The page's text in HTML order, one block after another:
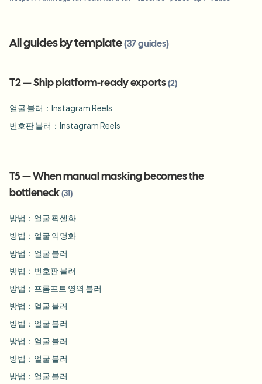
배경 블러
무엇이든 블러
화면 녹화 블러
거리 인터뷰 블러
게임 및 스트림 블러
배경 블러
무엇이든 블러
사진 얼굴 흐리기
음성 익명화 도구
얼굴 교체 - 동영상
비디오 인텔리전스
매장 및 창고 영상
공공 부문
대량 배치, 보존 및 SLA
대량 번호판 블러
차량, 블랙박스 및 주차장 대규모 처리
대량 얼굴 블러
무엇이든 블러
API & SDK
자주 묻는 질문
블로그
Whitepapers
도구
제품
All guides by template (37 guides)
T2—Ship platform-ready exports (2)
얼굴 블러：Instagram Reels
번호판 블러：Instagram Reels
T5 —When manual masking becomes the
bottleneck (31)
방법：얼굴 픽셀화
방법：얼굴 익명화
방법：얼굴 블러
방법：번호판 블러
방법：프롬프트 영역 블러
방법：얼굴 블러
방법：얼굴 블러
방법：얼굴 블러
방법：얼굴 블러
방법：얼굴 블러